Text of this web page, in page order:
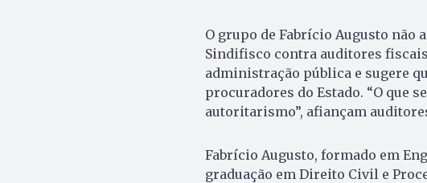
O grupo de Fabrício Augusto não
Sindifisco contra auditores
administração pública e sugere
procuradores do Estado. “O que
autoritarismo”, afiançam
Fabrício Augusto, formado em
graduação em Direito Civil e